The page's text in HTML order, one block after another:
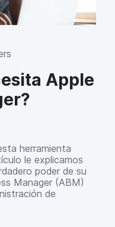
Apple
herramienta
le explicamos
poder de su
Manager (ABM)
de